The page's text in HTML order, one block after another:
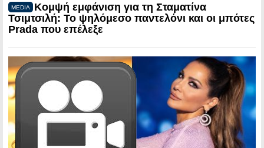
MEDIA
Κομψή εμφάνιση για τη Σταματίνα
Τσιμτσιλή: Το ψηλόμεσο παντελόνι και οι μπότες
Prada που επέλεξε